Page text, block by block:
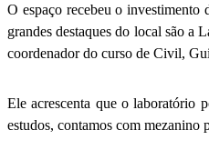
O espaço recebeu o investimento
grandes destaques do local são a
coordenador do curso de Civil,
Ele acrescenta que o laboratório
estudos, contamos com mezanino